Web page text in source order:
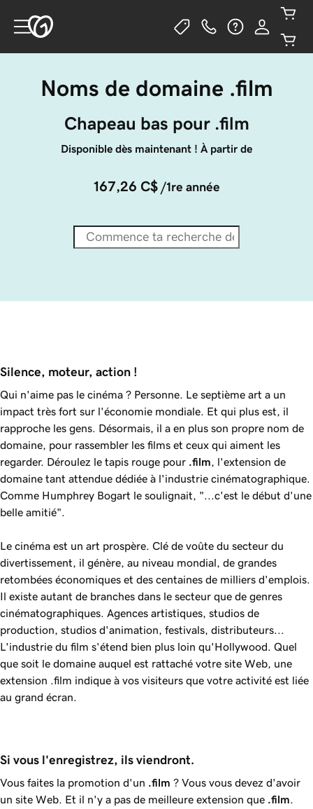
Noms de domaine .film
Chapeau bas pour .film
Disponible dès maintenant ! À partir de
167,26 C$ /1re année
Silence, moteur, action !
Qui n'aime pas le cinéma ? Personne. Le septième art a un
impact très fort sur l'économie mondiale. Et qui plus est, il
rapproche les gens. Désormais, il a en plus son propre nom de
domaine, pour rassembler les films et ceux qui aiment les
regarder. Déroulez le tapis rouge pour .film , l'extension de
domaine tant attendue dédiée à l'industrie cinématographique.
Comme Humphrey Bogart le soulignait, "...c'est le début d'une
belle amitié".
Le cinéma est un art prospère. Clé de voûte du secteur du
divertissement, il génère, au niveau mondial, de grandes
retombées économiques et des centaines de milliers d'emplois.
Il existe autant de branches dans le secteur que de genres
cinématographiques. Agences artistiques, studios de
production, studios d'animation, festivals, distributeurs...
L'industrie du film s'étend bien plus loin qu'Hollywood. Quel
que soit le domaine auquel est rattaché votre site Web, une
extension .film indique à vos visiteurs que votre activité est liée
au grand écran.
Si vous l'enregistrez, ils viendront.
Vous faites la promotion d'un .film ? Vous vous devez d'avoir
un site Web. Et il n'y a pas de meilleure extension que .film